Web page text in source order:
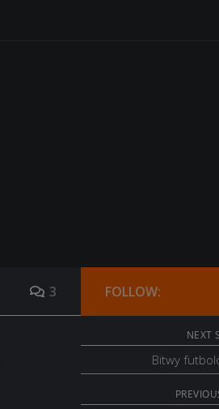
3 FOLLOW:
NEXT
Bitwy